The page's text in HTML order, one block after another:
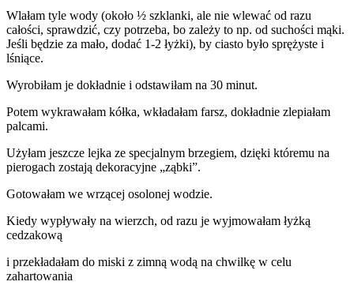
Wlałam tyle wody (około ½ szklanki, ale nie wlewać od razu
całości, sprawdzić, czy potrzeba, bo zależy to np. od suchości mąki.
Jeśli będzie za mało, dodać 1-2 łyżki), by ciasto było sprężyste i
lśniące.
Wyrobiłam je dokładnie i odstawiłam na 30 minut.
Potem wykrawałam kółka, wkładałam farsz, dokładnie zlepiałam
palcami.
Użyłam jeszcze lejka ze specjalnym brzegiem, dzięki któremu na
pierogach zostają dekoracyjne „ząbki”.
Gotowałam we wrzącej osolonej wodzie.
Kiedy wypływały na wierzch, od razu je wyjmowałam łyżką
cedzakową
i przekładałam do miski z zimną wodą na chwilkę w celu
zahartowania